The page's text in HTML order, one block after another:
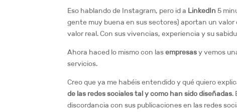
Eso hablando de Instagram, pero id a LinkedIn 5
gente muy buena en sus sectores) aportan un
valor real. Con sus vivencias, experiencia y su
Ahora haced lo mismo con lasempresasy vemos
servicios.
Creo que ya me habéis entendido y qué quiero
de las redes sociales tal y como han sido diseñadas.
discordancia con sus publicaciones en las redes